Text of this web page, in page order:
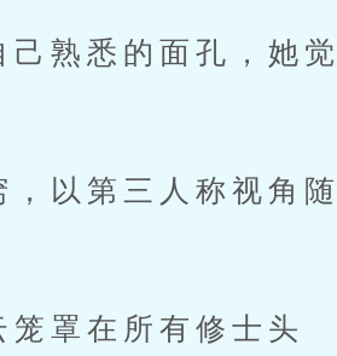
熟悉的面孔，她觉
以第三人称视角随
罩在所有修士头